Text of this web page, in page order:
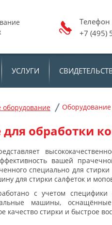
+7
УСЛУГИ
обработки
вашей
специально для
для стирки салфеток и
с учетом
машины,
стирки и быстрое